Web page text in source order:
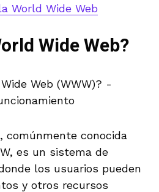
World Wide Web
Wide Web?
comúnmente conocida
es un sistema de
los usuarios pueden
y otros recursos